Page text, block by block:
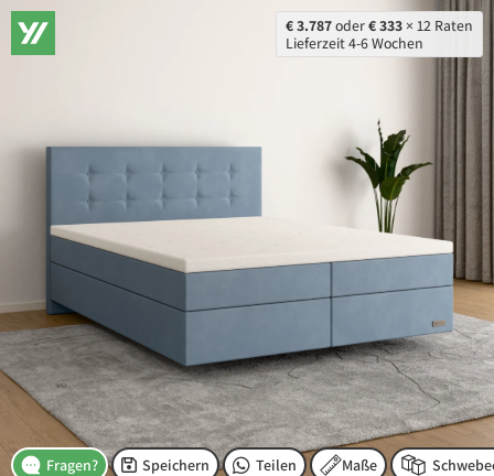
€ 3.787oder€ 333 × 12 Raten
Lieferzeit 4-6 Wochen
Fragen? Maße
Speichern Teilen